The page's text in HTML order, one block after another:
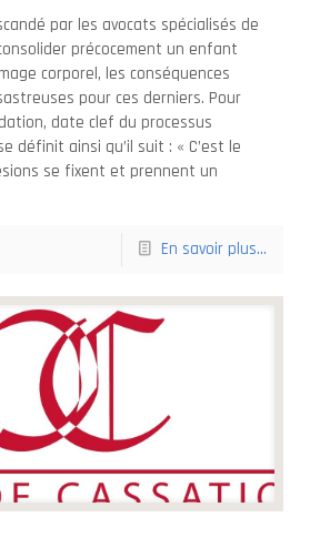
par les avocats spécialisés de
précocement un enfant
corporel, les conséquences
pour ces derniers. Pour
date clef du processus
définit ainsi qu’il suit : « C’est le
se fixent et prennent un
En savoir plus...